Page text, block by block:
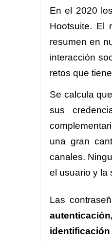
En el 2020
Hootsuite. El
resumen en
interacción
retos que
Se calcula
sus
una gran
canales.
el usuario y la
Las